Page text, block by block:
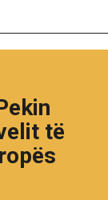
të